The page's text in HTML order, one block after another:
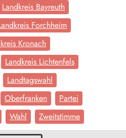
Landkreis Bayreuth
Forchheim
Kronach
Landkreis Lichtenfels
Landtagswahl
Oberfranken
Partei
Wahl Zweitstimme